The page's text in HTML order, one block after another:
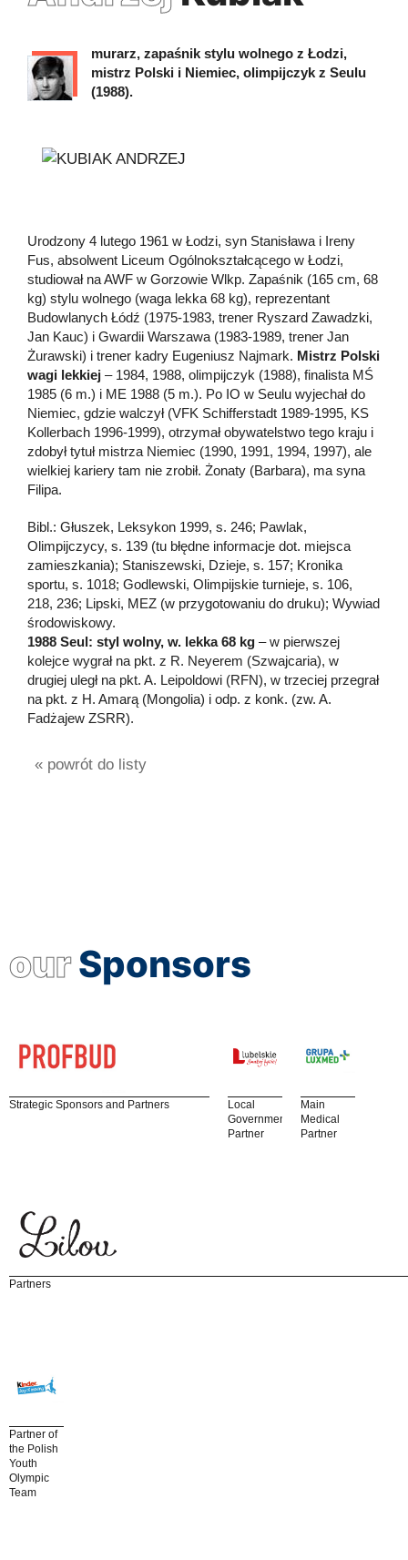
murarz, zapaśnik stylu wolnego z Łodzi,
mistrz Polski i Niemiec, olimpijczyk z Seulu
(1988).
Urodzony 4 lutego 1961 w Łodzi, syn Stanisława i Ireny
Fus, absolwent Liceum Ogólnokształcącego w Łodzi,
studiował na AWF w Gorzowie Wlkp. Zapaśnik (165 cm, 68
kg) stylu wolnego (waga lekka 68 kg), reprezentant
Budowlanych Łódź (1975-1983, trener Ryszard Zawadzki,
Jan Kauc) i Gwardii Warszawa (1983-1989, trener Jan
Żurawski) i trener kadry Eugeniusz Najmark. Mistrz Polski
wagi lekkiej – 1984, 1988, olimpijczyk (1988), finalista MŚ
1985 (6 m.) i ME 1988 (5 m.). Po IO w Seulu wyjechał do
Niemiec, gdzie walczył (VFK Schifferstadt 1989-1995, KS
Kollerbach 1996-1999), otrzymał obywatelstwo tego kraju i
zdobył tytuł mistrza Niemiec (1990, 1991, 1994, 1997), ale
wielkiej kariery tam nie zrobił. Żonaty (Barbara), ma syna
Filipa.
Bibl.: Głuszek, Leksykon 1999, s. 246; Pawlak,
Olimpijczycy, s. 139 (tu błędne informacje dot. miejsca
zamieszkania); Staniszewski, Dzieje, s. 157; Kronika
sportu, s. 1018; Godlewski, Olimpijskie turnieje, s. 106,
218, 236; Lipski, MEZ (w przygotowaniu do druku); Wywiad
środowiskowy.
1988 Seul: styl wolny, w. lekka 68 kg – w pierwszej
kolejce wygrał na pkt. z R. Neyerem (Szwajcaria), w
drugiej uległ na pkt. A. Leipoldowi (RFN), w trzeciej przegrał
na pkt. z H. Amarą (Mongolia) i odp. z konk. (zw. A.
Fadżajew ZSRR).
« powrót do listy
ourSponsors
Strategic Sponsors and Partners
Local
Government
Partner
Main
Medical
Partner
Partners
Partner of
the Polish
Youth
Olympic
Team